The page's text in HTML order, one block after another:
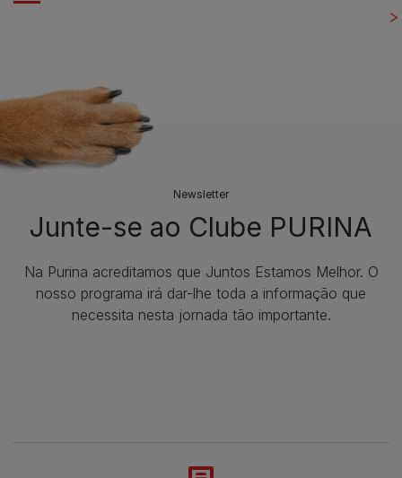
Newsletter
Junte-se ao Clube PURINA
Na Purina acreditamos que Juntos Estamos Melhor. O
nosso programa irá dar-lhe toda a informação que
necessita nesta jornada tão importante.